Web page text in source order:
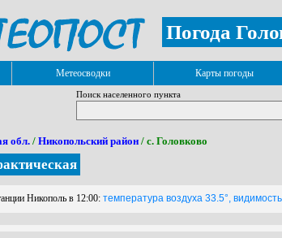
Погода
Метеосводки Карты погоды
Поиск населенного пункта
обл. / Никопольский район / с. Головково
Никополь в 12:00: температура воздуха 33.5°,